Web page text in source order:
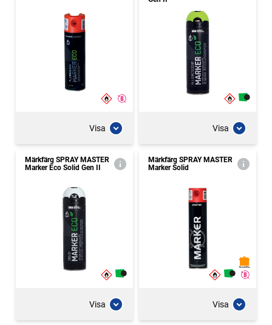
Visa Visa
Märkfärg SPRAY MASTER
Marker Eco Solid Gen II
Visa
Märkfärg SPRAY MASTER
Marker Solid
Visa